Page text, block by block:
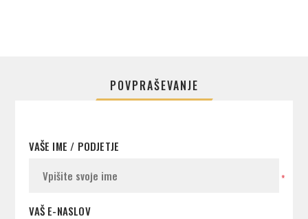
POVPRAŠEVANJE
VAŠE IME / PODJETJE
*
VAŠ E-NASLOV